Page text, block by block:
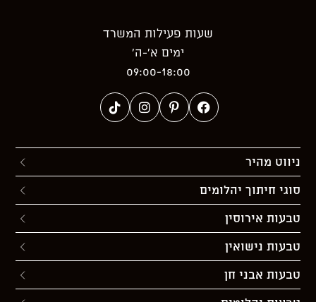
שעות פעילות המשרד
ימים א’-ה’
09:00-18:00
ניווט מהיר
סוגי חיתוך יהלומים
טבעות אירוסין
טבעות נישואין
טבעות אבני חן